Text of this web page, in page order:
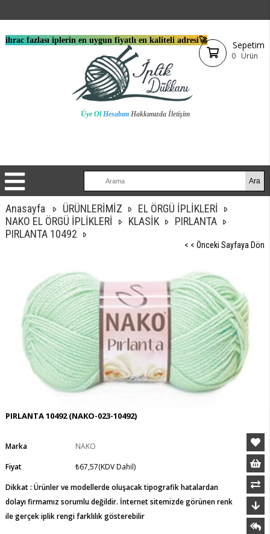
ihrac fazlası iplerin en uygun fiyatlı en kaliteli adresi🚀
Üye Ol Hesabım Hakkımızda İletişim
Sepetim
0 Ürün
Anasayfa ÜRÜNLERİMİZ
EL ÖRGÜ İPLİKLERİ
NAKO EL ÖRGÜ İPLİKLERİ
KLASİK
PIRLANTA
PIRLANTA 10492
< < Önceki Sayfaya Dön
PIRLANTA 10492(NAKO-023-10492)
Marka
NAKO
Fiyat
₺67,57(KDV Dahil)
Dikkat : Ürünler ve modellerde oluşacak tipografik hatalardan
dolayı firmamız sorumlu değildir. İnternet sitemizde görünen renk
ile gerçek iplik rengi farklılık gösterebilir